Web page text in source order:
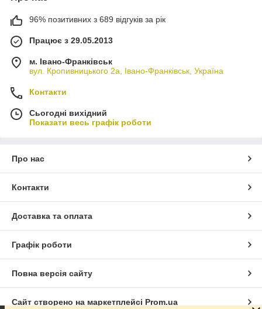
96% позитивних з 689 відгуків за рік
Працює з 29.05.2013
м. Івано-Франківськ
вул. Кропивницького 2а, Івано-Франківськ, Україна
Контакти
Сьогодні вихідний
Показати весь графік роботи
Про нас
Контакти
Доставка та оплата
Графік роботи
Повна версія сайту
Сайт створено на маркетплейсі Prom.ua